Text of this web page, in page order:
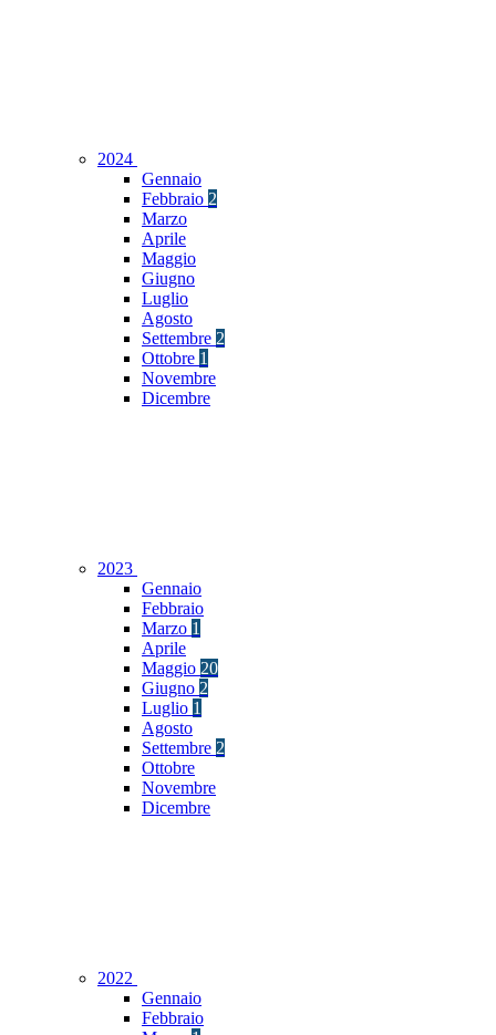
2024
Gennaio
Febbraio 2
Marzo
Aprile
Maggio
Giugno
Luglio
Agosto
Settembre 2
Ottobre 1
Novembre
Dicembre
2023
Gennaio
Febbraio
Marzo 1
Aprile
Maggio 20
Giugno 2
Luglio 1
Agosto
Settembre 2
Ottobre
Novembre
Dicembre
2022
Gennaio
Febbraio